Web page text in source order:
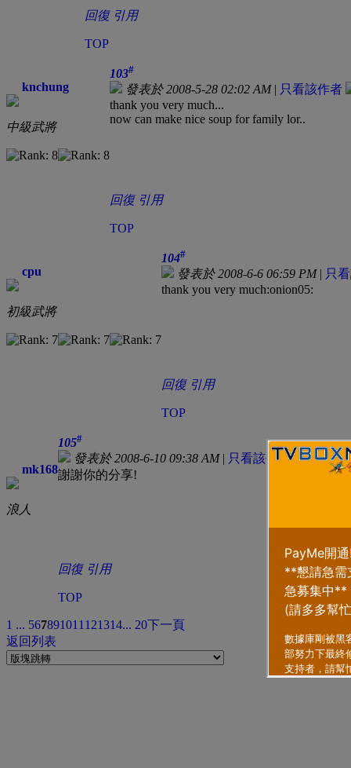
回復 引用
TOP
knchung
中級武將
103#
發表於 2008-5-28 02:02 AM| 只看該作者
thank you very much...
now can make nice soup for family lor..
回復 引用
TOP
cpu
初級武將
104#
發表於 2008-6-6 06:59 PM| 只
thank you very much:onion05:
回復 引用
TOP
mk168
浪人
105#
發表於 2008-6-10 09:38 AM| 只看該作者
謝謝你的分享!
回復 引用
TOP
1 ... 567891011 121314... 20下一頁
返回列表